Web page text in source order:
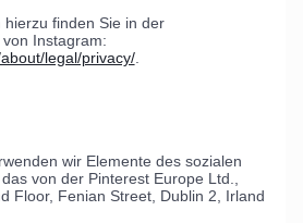
finden Sie in der
Instagram:
legal/privacy/.
wir Elemente des sozialen
von der Pinterest Europe Ltd.,
Floor, Fenian Street, Dublin 2, Irland